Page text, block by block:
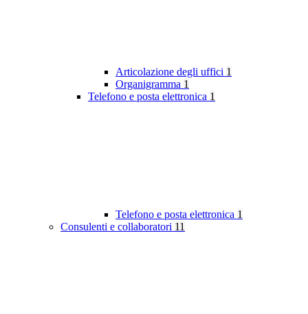
Articolazione degli uffici 1
Organigramma 1
Telefono e posta elettronica 1
Telefono e posta elettronica 1
Consulenti e collaboratori 11